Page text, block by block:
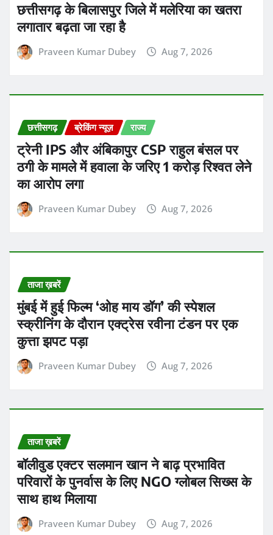
छत्तीसगढ़ के बिलासपुर जिले में मलेरिया का खतरा
लगातार बढ़ता जा रहा है
Praveen Kumar Dubey Aug 7, 2026
छत्तीसगढ़ ब्रेकिंग न्यूज़ राज्य
ट्रेनी IPS और अंबिकापुर CSP राहुल बंसल पर
ठगी के मामले में हवाला के जरिए 1 करोड़ रिश्वत लेने
का आरोप लगा
Praveen Kumar Dubey Aug 7, 2026
ताजा ख़बरें
मुंबई में हुई फिल्म ‘ओह माय डॉग’ की स्पेशल
स्क्रीनिंग के दौरान एक्ट्रेस रवीना टंडन पर एक
कुत्ता झपट पड़ा
Praveen Kumar Dubey Aug 7, 2026
ताजा ख़बरें
बॉलीवुड एक्टर सलमान खान ने बाढ़ प्रभावित
परिवारों के पुनर्वास के लिए NGO ग्लोबल सिख्स के
साथ हाथ मिलाया
Praveen Kumar Dubey Aug 7, 2026